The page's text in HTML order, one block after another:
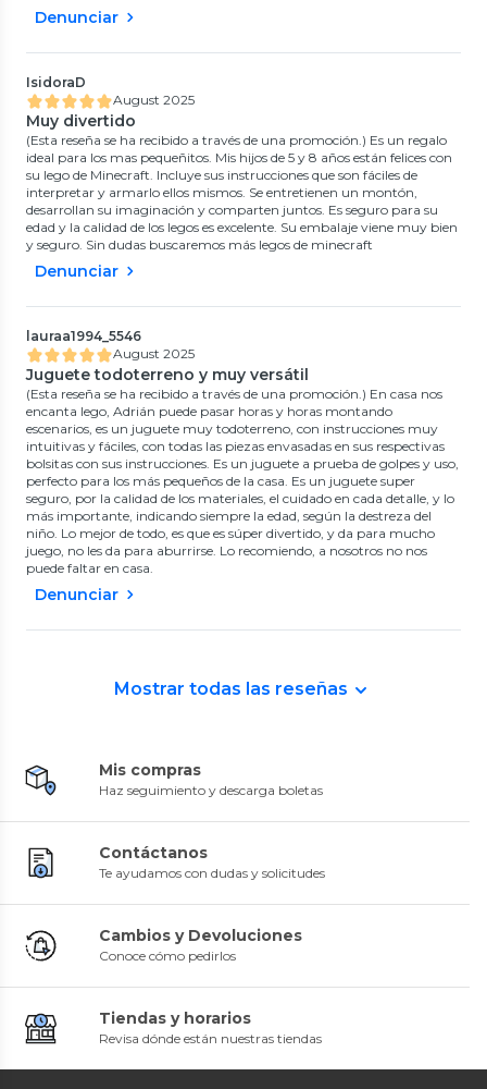
Denunciar
IsidoraD
August 2025
Muy divertido
(Esta reseña se ha recibido a través de una promoción.) Es un regalo
ideal para los mas pequeñitos. Mis hijos de 5 y 8 años están felices con
su lego de Minecraft. Incluye sus instrucciones que son fáciles de
interpretar y armarlo ellos mismos. Se entretienen un montón,
desarrollan su imaginación y comparten juntos. Es seguro para su
edad y la calidad de los legos es excelente. Su embalaje viene muy bien
y seguro. Sin dudas buscaremos más legos de minecraft
Denunciar
lauraa1994_5546
August 2025
Juguete todoterreno y muy versátil
(Esta reseña se ha recibido a través de una promoción.) En casa nos
encanta lego, Adrián puede pasar horas y horas montando
escenarios, es un juguete muy todoterreno, con instrucciones muy
intuitivas y fáciles, con todas las piezas envasadas en sus respectivas
bolsitas con sus instrucciones. Es un juguete a prueba de golpes y uso,
perfecto para los más pequeños de la casa. Es un juguete super
seguro, por la calidad de los materiales, el cuidado en cada detalle, y lo
más importante, indicando siempre la edad, según la destreza del
niño. Lo mejor de todo, es que es súper divertido, y da para mucho
juego, no les da para aburrirse. Lo recomiendo, a nosotros no nos
puede faltar en casa.
Denunciar
Mostrar todas las reseñas
Mis compras
Haz seguimiento y descarga boletas
Contáctanos
Te ayudamos con dudas y solicitudes
Cambios y Devoluciones
Conoce cómo pedirlos
Tiendas y horarios
Revisa dónde están nuestras tiendas